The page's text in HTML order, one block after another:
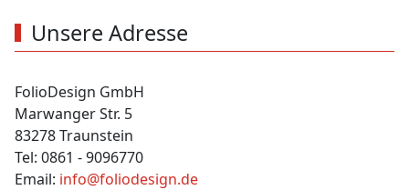
Unsere Adresse
FolioDesign GmbH
Marwanger Str. 5
83278 Traunstein
Tel: 0861 - 9096770
Email: info@foliodesign.de